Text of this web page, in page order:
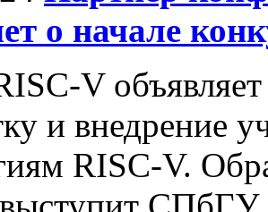
о начале
V
и внедрение
RISC-V.